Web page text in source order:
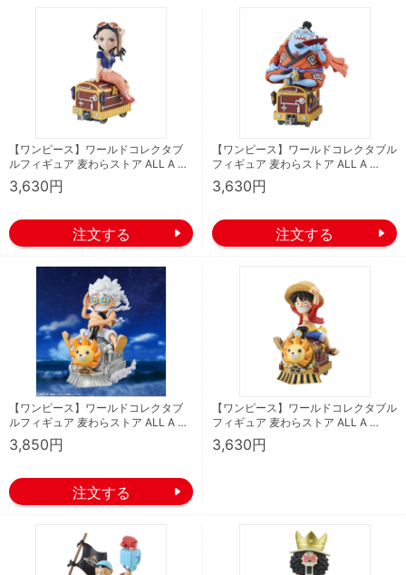
【ワンピース】ワールドコレクタブ
ルフィギュア 麦わらストア ALL A …
3,630円
【ワンピース】ワールドコレクタブル
フィギュア 麦わらストア ALL A …
3,630円
【ワンピース】ワールドコレクタブ
ルフィギュア 麦わらストア ALL A …
3,850円
【ワンピース】ワールドコレクタブル
フィギュア 麦わらストア ALL A …
3,630円